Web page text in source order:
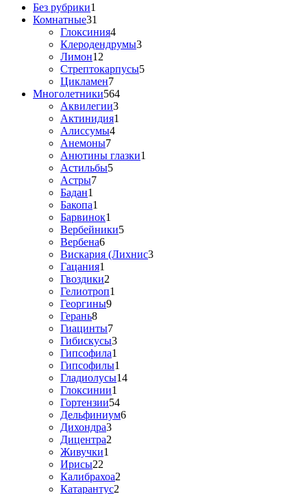
Без рубрики1
Комнатные31
Глоксиния4
Клеродендрумы3
Лимон12
Стрептокарпусы5
Цикламен7
Многолетники564
Аквилегии3
Актинидия1
Алиссумы4
Анемоны7
Анютины глазки1
Астильбы5
Астры7
Бадан1
Бакопа1
Барвинок1
Вербейники5
Вербена6
Вискария (Лихнис3
Гацания1
Гвоздики2
Гелиотроп1
Георгины9
Герань8
Гиацинты7
Гибискусы3
Гипсофила1
Гипсофилы1
Гладиолусы14
Глоксинии1
Гортензии54
Дельфиниум6
Дихондра3
Дицентра2
Живучки1
Ирисы22
Калибрахоа2
Катарантус2